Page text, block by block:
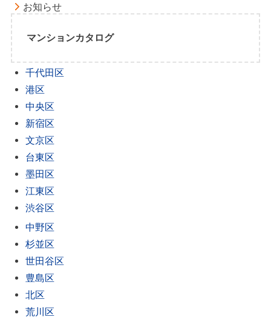
お知らせ
マンションカタログ
千代田区
港区
中央区
新宿区
文京区
台東区
墨田区
江東区
渋谷区
中野区
杉並区
世田谷区
豊島区
北区
荒川区